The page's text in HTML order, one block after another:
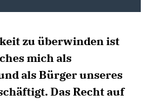
zu überwinden ist
mich als
als Bürger unseres
Das Recht auf